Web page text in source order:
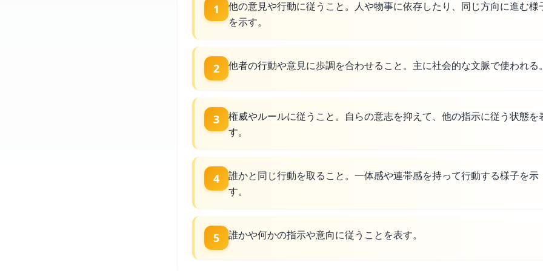
1
他の意見や行動に従うこと。人や物事に依存したり、同じ方向に進む様
を示す。
2 他者の行動や意見に歩調を合わせること。主に社会的な文脈で使われる。
3
権威やルールに従うこと。自らの意志を抑えて、他の指示に従う状態を
す。
4
誰かと同じ行動を取ること。一体感や連帯感を持って行動する様子を示
す。
5 誰かや何かの指示や意向に従うことを表す。